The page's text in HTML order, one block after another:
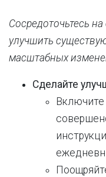
Сосредоточьтесь
улучшить
масштабных
Сделайте
Включите